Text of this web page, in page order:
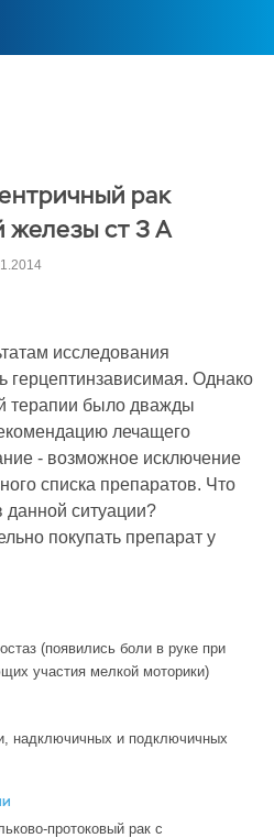
рак
железы ст 3 А
исследования
герцептинзависимая. Однако
терапии было дважды
лечащего
- возможное исключение
списка препаратов. Что
данной ситуации?
покупать препарат у
(появились боли в руке при
участия мелкой моторики)
надключичных и подключичных
протоковый рак с